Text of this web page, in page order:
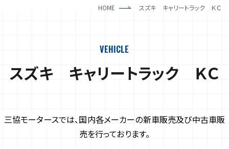
HOME スズキ キャリートラック ＫＣ
VEHICLE
スズキ キャリートラック ＫＣ
三協モータースでは、国内各メーカーの新車販売及び中古車販
売を行っております。